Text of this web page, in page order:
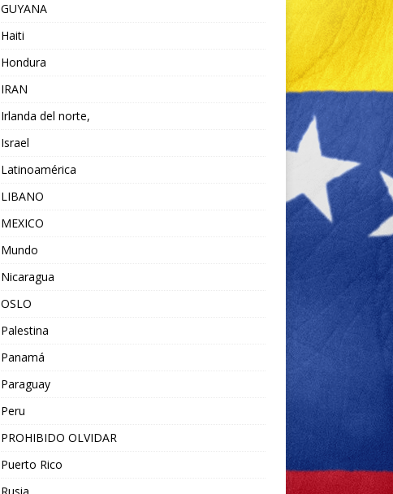
GUYANA
Haiti
Hondura
IRAN
Irlanda del norte,
Israel
Latinoamérica
LIBANO
MEXICO
Mundo
Nicaragua
OSLO
Palestina
Panamá
Paraguay
Peru
PROHIBIDO OLVIDAR
Puerto Rico